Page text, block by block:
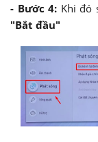
- Bước 4: Khi đó
"Bắt đầu"